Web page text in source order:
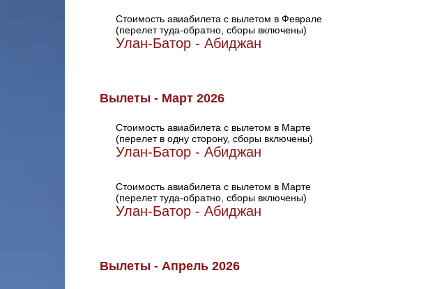
Стоимость авиабилета с вылетом в Феврале
(перелет туда-обратно, сборы включены)
Улан-Батор - Абиджан
Вылеты - Март 2026
Стоимость авиабилета с вылетом в Марте
(перелет в одну сторону, сборы включены)
Улан-Батор - Абиджан
Стоимость авиабилета с вылетом в Марте
(перелет туда-обратно, сборы включены)
Улан-Батор - Абиджан
Вылеты - Апрель 2026